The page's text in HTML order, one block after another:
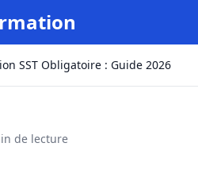
SST Obligatoire : Guide 2026
de lecture